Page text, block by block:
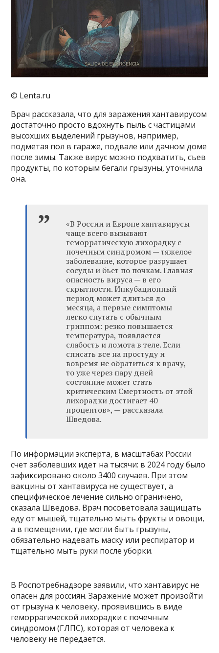
© Lenta.ru
Врач рассказала, что для заражения хантавирусом
достаточно просто вдохнуть пыль с частицами
высохших выделений грызунов, например,
подметая пол в гараже, подвале или дачном доме
после зимы. Также вирус можно подхватить, съев
продукты, по которым бегали грызуны, уточнила
она.
«В России и Европе хантавирусы
чаще всего вызывают
геморрагическую лихорадку с
почечным синдромом — тяжелое
заболевание, которое разрушает
сосуды и бьет по почкам. Главная
опасность вируса — в его
скрытности. Инкубационный
период может длиться до
месяца, а первые симптомы
легко спутать с обычным
гриппом: резко повышается
температура, появляется
слабость и ломота в теле. Если
списать все на простуду и
вовремя не обратиться к врачу,
то уже через пару дней
состояние может стать
критическим Смертность от этой
лихорадки достигает 40
процентов», — рассказала
Шведова.
По информации эксперта, в масштабах России
счет заболевших идет на тысячи: в 2024 году было
зафиксировано около 3400 случаев. При этом
вакцины от хантавируса не существует, а
специфическое лечение сильно ограничено,
сказала Шведова. Врач посоветовала защищать
еду от мышей, тщательно мыть фрукты и овощи,
а в помещении, где могли быть грызуны,
обязательно надевать маску или респиратор и
тщательно мыть руки после уборки.
В Роспотребнадзоре заявили, что хантавирус не
опасен для россиян. Заражение может произойти
от грызуна к человеку, проявившись в виде
геморрагической лихорадки с почечным
синдромом (ГЛПС), которая от человека к
человеку не передается.